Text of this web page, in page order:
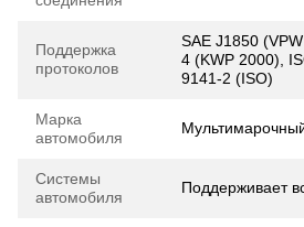
Поддержка
протоколов
SAE J1850
4 (KWP 2000),
9141-2 (ISO)
Марка
автомобиля
Системы
автомобиля
Поддерживает